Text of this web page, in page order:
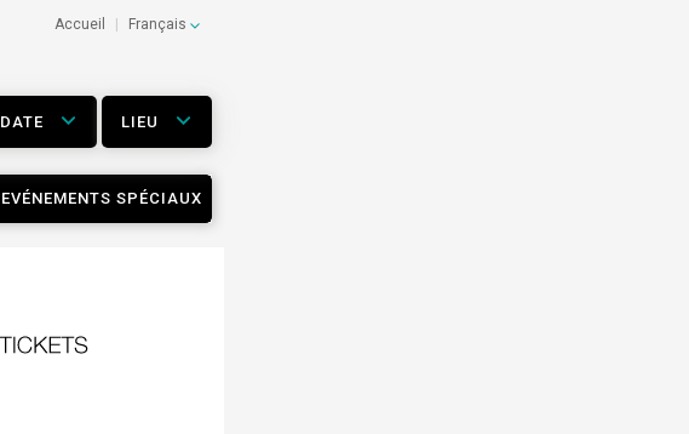
Accueil Français
DATE LIEU
EVÉNEMENTS SPÉCIAUX